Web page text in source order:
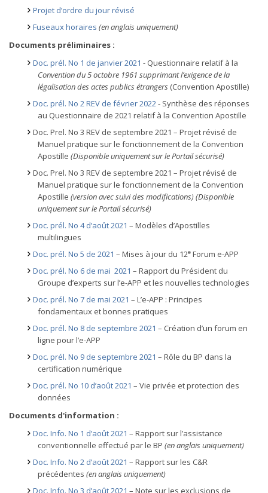
Projet d’ordre du jour révisé
Fuseaux horaires (en anglais uniquement)
Documents préliminaires :
Doc. prél. No 1 de janvier 2021 - Questionnaire relatif à la
Convention du 5 octobre 1961 supprimant l’exigence de la
légalisation des actes publics étrangers (Convention Apostille)
Doc. prél. No 2 REV de février 2022- Synthèse des réponses
au Questionnaire de 2021 relatif à la Convention Apostille
Doc. Prel. No 3 REV de septembre 2021 – Projet révisé de
Manuel pratique sur le fonctionnement de la Convention
Apostille (Disponible uniquement sur le Portail sécurisé)
Doc. Prel. No 3 REV de septembre 2021 – Projet révisé de
Manuel pratique sur le fonctionnement de la Convention
Apostille (version avec suivi des modifications) (Disponible
uniquement sur le Portail sécurisé)
Doc. prél. No 4 d’août 2021 – Modèles d’Apostilles
multilingues
Doc. prél. No 5 de 2021 – Mises à jour du 12e Forum e-APP
Doc. prél. No 6 de mai 2021 – Rapport du Président du
Groupe d’experts sur l’e-APP et les nouvelles technologies
Doc. prél. No 7 de mai 2021 – L’e-APP : Principes
fondamentaux et bonnes pratiques
Doc. prél. No 8 de septembre 2021 – Création d’un forum en
ligne pour l’e-APP
Doc. prél. No 9 de septembre 2021 – Rôle du BP dans la
certification numérique
Doc. prél. No 10 d’août 2021 – Vie privée et protection des
données
Documents d'information :
Doc. Info. No 1 d’août 2021 – Rapport sur l’assistance
conventionnelle effectué par le BP (en anglais uniquement)
Doc. Info. No 2 d’août 2021 – Rapport sur les C&R
précédentes (en anglais uniquement)
Doc. Info. No 3 d’août 2021 – Note sur les exclusions de